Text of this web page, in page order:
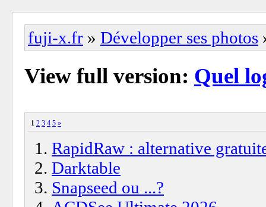
fuji-x.fr » Développer ses photos
View full version: Quel
1 2 3 4 5 »
RapidRaw : alternative
Darktable
Snapseed ou ...?